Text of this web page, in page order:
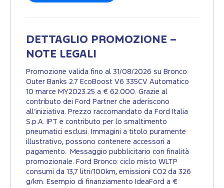
DETTAGLIO PROMOZIONE –
NOTE LEGALI
Promozione valida fino al 31/08/2026 su Bronco
Outer Banks 2.7 EcoBoost V6 335CV Automatico
10 marce MY2023.25 a € 62.000. Grazie al
contributo dei Ford Partner che aderiscono
all’iniziativa. Prezzo raccomandato da Ford Italia
S.p.A. IPT e contributo per lo smaltimento
pneumatici esclusi. Immagini a titolo puramente
illustrativo, possono contenere accessori a
pagamento. Messaggio pubblicitario con finalità
promozionale. Ford Bronco: ciclo misto WLTP
consumi da 13,7 litri/100km, emissioni CO2 da 326
g/km. Esempio di finanziamento IdeaFord a €